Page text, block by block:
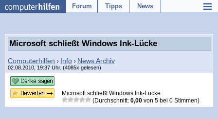
Forum Tipps News
Microsoft schließt Windows lnk-Lücke
Computerhilfen › Info › News Archiv
02.08.2010, 19:37 Uhr. (4085x gelesen)
Microsoft schließt Windows lnk-Lücke
(Durchschnitt: 0,00 von 5 bei 0 Stimmen)